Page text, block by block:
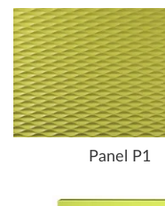
Panel P1